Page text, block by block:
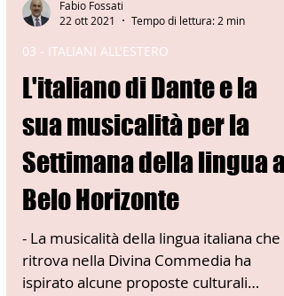
Fabio Fossati
22 ott 2021
Tempo di lettura: 2 min
03 - ITALIANI ALL'ESTERO
L'italiano di Dante e la
sua musicalità per la
Settimana della lingua a
Belo Horizonte